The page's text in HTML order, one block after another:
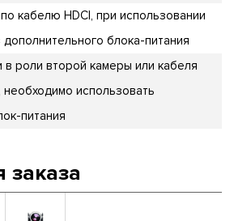
кабелю HDCI, при использовании
блока-питания
в роли второй камеры или кабеля
использовать
питания
заказа